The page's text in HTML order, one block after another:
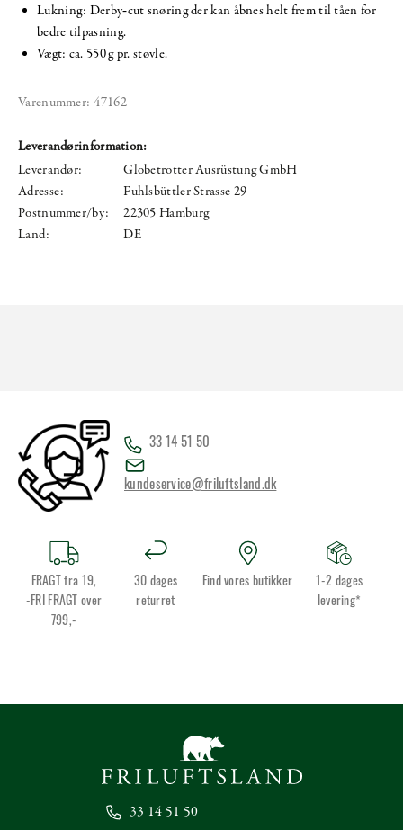
Lukning: Derby‑cut snøring der kan åbnes helt frem til tåen for
bedre tilpasning.
Vægt: ca. 550 g pr. støvle.
Varenummer: 47162
Leverandørinformation:
Leverandør:
Globetrotter Ausrüstung GmbH
Adresse:
Fuhlsbüttler Strasse 29
Postnummer/by:
22305 Hamburg
Land:
DE
33 14 51 50
kundeservice@friluftsland.dk
FRAGT fra 19,
-FRI FRAGT over
799,-
30 dages
returret
Find vores butikker
1-2 dages
levering*
33 14 51 50